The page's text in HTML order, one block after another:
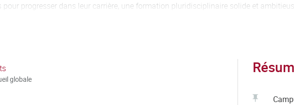
progresser dans leur carrière, une formation pluridisciplinaire solide et
globale